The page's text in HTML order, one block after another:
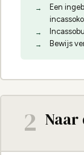
Een
Bewijs
2